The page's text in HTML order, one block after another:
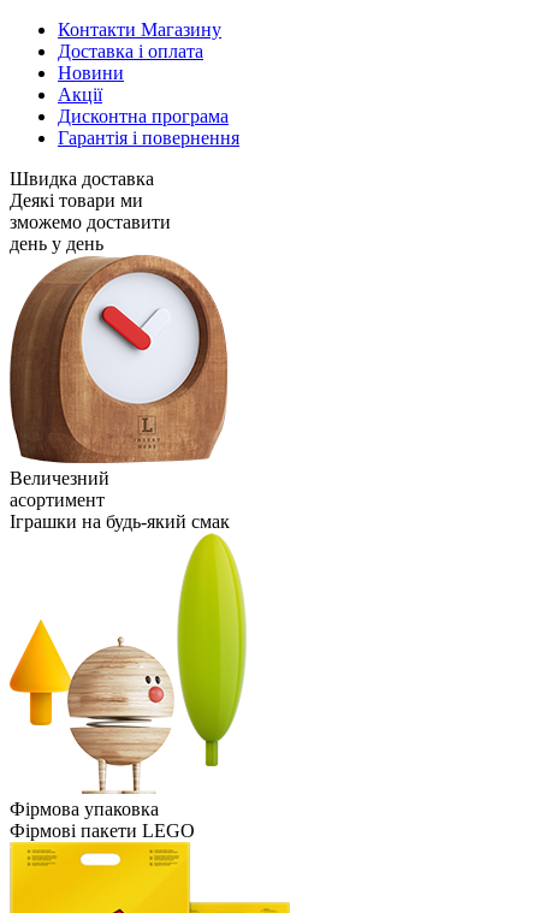
Контакти Магазину
Доставка і оплата
Новини
Акції
Дисконтна програма
Гарантія і повернення
Швидка доставка
Деякі товари ми
зможемо доставити
день у день
Величезний
асортимент
Іграшки на будь-який смак
Фірмова упаковка
Фірмові пакети LEGO